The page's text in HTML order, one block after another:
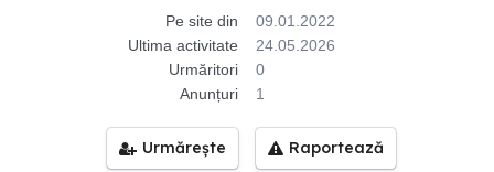
Pe site din
09.01.2022
Ultima activitate
24.05.2026
Urmăritori
0
Anunțuri
1
Urmărește Raportează